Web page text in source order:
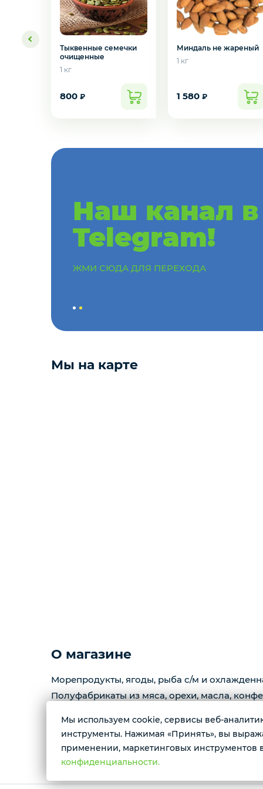
Креветки
Утки
Сухофрукты
Сиропы и топпинг
Фарш
Тыквенные семечки
очищенные
1 кг
800 ₽
Миндаль не жареный
1 кг
1 580 ₽
Наш канал в
Telegram!
ЖМИ СЮДА ДЛЯ ПЕРЕХОДА
Мы на карте
О магазине
Морепродукты, ягоды, рыба с/м и
Полуфабрикаты из мяса, орехи, масла,
Контактные номера тел.:
+79088676676 Мария
Мы используем cookie, сервисы веб-
инструменты. Нажимая «Принять», вы
применении, маркетинговых инструментов
конфиденциальности.